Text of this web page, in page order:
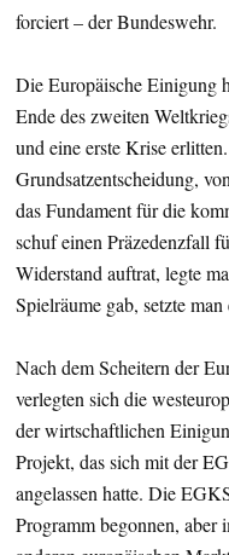
forciert – der Bundeswehr.
Die Europäische Einigung
Ende des zweiten
und eine erste Krise
Grundsatzentscheidung,
das Fundament für die
schuf einen Präzedenzfall
Widerstand auftrat, legte
Spielräume gab, setzte man
Nach dem Scheitern der
verlegten sich die
der wirtschaftlichen
Projekt, das sich mit der
angelassen hatte. Die
Programm begonnen, aber